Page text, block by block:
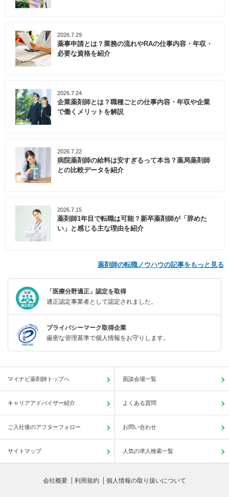
2026.7.29
薬事申請とは？業務の流れやRAの仕事内容・年収・
必要な資格を紹介
2026.7.24
企業薬剤師とは？職種ごとの仕事内容・年収や企業
で働くメリットを解説
2026.7.22
病院薬剤師の給料は安すぎるって本当？薬局薬剤師
との比較データを紹介
2026.7.15
薬剤師1年目で転職は可能？新卒薬剤師が「辞めた
い」と感じる主な理由を紹介
薬剤師の転職ノウハウの記事をもっと見る
「医療分野適正」認定を取得
適正認定事業者として認定されました。
プライバシーマーク取得企業
厳密な管理基準で個人情報をお守りします。
マイナビ薬剤師トップへ 面談会場一覧
キャリアアドバイザー紹介 よくある質問
ご入社後のアフターフォロー お問い合わせ
サイトマップ 人気の求人検索一覧
会社概要 利用規約 個人情報の取り扱いについて